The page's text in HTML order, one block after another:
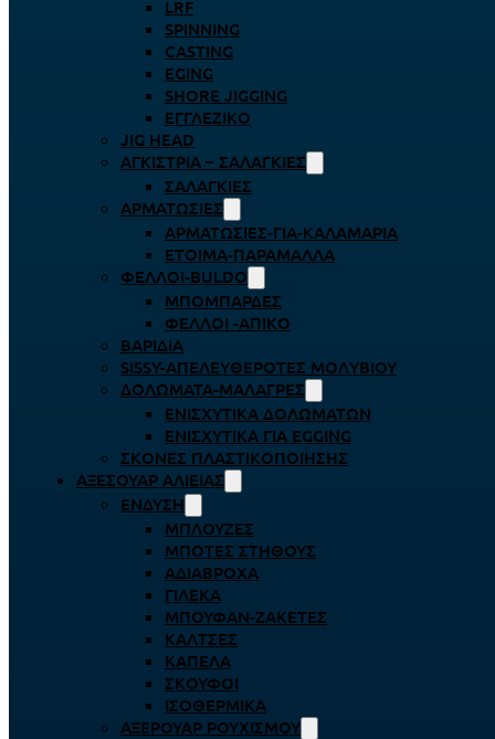
LRF
SPINNING
CASTING
EGING
SHORE JIGGING
ΕΓΓΛΈΖΙΚΟ
JIG HEAD
ΑΓΚΊΣΤΡΙΑ – ΣΑΛΑΓΚΙΈΣ
ΣΑΛΑΓΚΙΈΣ
ΑΡΜΑΤΩΣΙΈΣ
ΑΡΜΑΤΩΣΙΈΣ-ΓΙΑ-ΚΑΛΑΜΆΡΙΑ
ΈΤΟΙΜΑ-ΠΑΡΆΜΑΛΛΑ
ΦΕΛΛΟΊ-BULDO
ΜΠΟΜΠΆΡΔΕΣ
ΦΕΛΛΟΊ -ΑΠΊΚΟ
ΒΑΡΊΔΙΑ
SISSY-ΑΠΕΛΕΥΘΕΡΟΤΈΣ ΜΟΛΥΒΙΟΎ
ΔΟΛΏΜΑΤΑ-ΜΑΛΆΓΡΕΣ
ΕΝΙΣΧΥΤΙΚΆ ΔΟΛΩΜΆΤΩΝ
ΕΝΙΣΧΥΤΙΚΆ ΓΙΑ EGGING
ΣΚΌΝΕΣ ΠΛΑΣΤΙΚΟΠΟΊΗΣΗΣ
ΑΞΕΣΟΥΆΡ ΑΛΙΕΊΑΣ
ΈΝΔΥΣΗ
ΜΠΛΟΎΖΕΣ
ΜΠΌΤΕΣ ΣΤΉΘΟΥΣ
ΑΔΙΆΒΡΟΧΑ
ΓΙΛΈΚΑ
ΜΠΟΥΦΆΝ-ΖΑΚΈΤΕΣ
ΚΆΛΤΣΕΣ
ΚΑΠΈΛΑ
ΣΚΟΎΦΟΙ
ΙΣΟΘΕΡΜΙΚΆ
ΑΞΕΡΟΥΆΡ ΡΟΥΧΙΣΜΟΎ